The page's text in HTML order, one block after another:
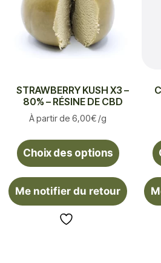
STRAWBERRY KUSH X3 –
80% – RÉSINE DE CBD
À partir de 6,00€/g
Choix des options
Me notifier du retour